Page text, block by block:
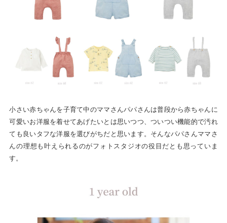
小さい赤ちゃんを子育て中のママさんパパさんは普段から赤ちゃんに
可愛いお洋服を着せてあげたいとは思いつつ、ついつい機能的で汚れ
ても良いタフな洋服を選びがちだと思います。そんなパパさんママさ
んの理想も叶えられるのがフォトスタジオの役目だとも思っていま
す。